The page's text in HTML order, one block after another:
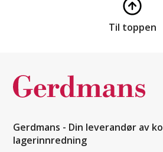
Til toppen
Gerdmans - Din leverandør av
lagerinnredning